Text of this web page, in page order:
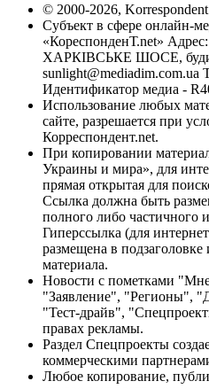
© 2000-2026,
Субъект в сфере онлайн-
«КореспонденТ.net»
ХАРКІВСЬКЕ ШОСЕ,
sunlight@mediadim.com.ua
Идентификатор медиа -
Использование любых
сайте, разрешается при
Корреспондент.net.
При копировании
Украины и мира», для
прямая открытая для
Ссылка должна быть
полного либо частичного
Гиперссылка (для
размещена в
материала.
Новости с пометками
"Заявление", "Регионы",
"Тест-драйв",
правах рекламы.
Раздел Спецпроекты
коммерческими
Любое копирование,